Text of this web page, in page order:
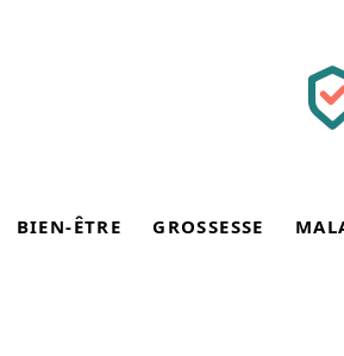
BIEN-ÊTRE GROSSESSE